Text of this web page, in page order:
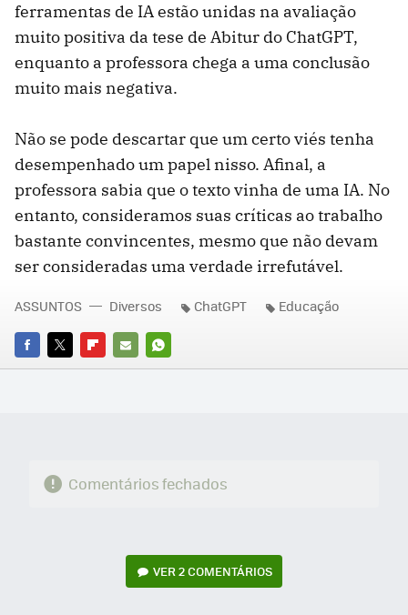
ferramentas de IA estão unidas na avaliação
muito positiva da tese de Abitur do ChatGPT,
enquanto a professora chega a uma conclusão
muito mais negativa.
Não se pode descartar que um certo viés tenha
desempenhado um papel nisso. Afinal, a
professora sabia que o texto vinha de uma IA. No
entanto, consideramos suas críticas ao trabalho
bastante convincentes, mesmo que não devam
ser consideradas uma verdade irrefutável.
FACEBOOK
TWITTERFLIPBOARD
E-
WHATSAPP
ASSUNTOS Diversos ChatGPT Educação
Comentários fechados
VER2 COMENTÁRIOS